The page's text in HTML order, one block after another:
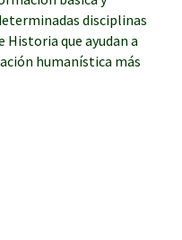
disciplinas
Historia que ayudan a
humanística más